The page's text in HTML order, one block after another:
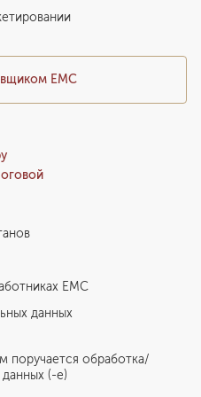
ЕМС
EMC
данных
поручается обработка/
(-е)